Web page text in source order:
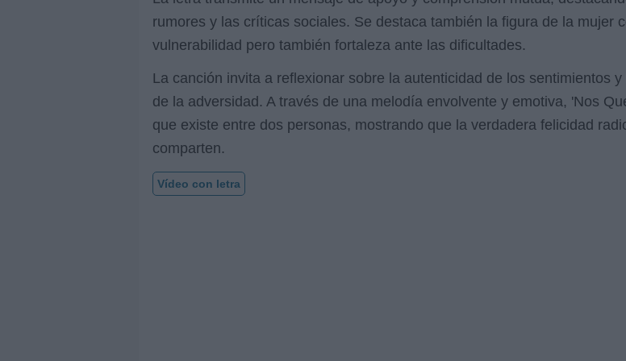
rumores y las críticas sociales. Se destaca también la figura de la mujer
vulnerabilidad pero también fortaleza ante las dificultades.
La canción invita a reflexionar sobre la autenticidad de los sentimientos
de la adversidad. A través de una melodía envolvente y emotiva, 'Nos
que existe entre dos personas, mostrando que la verdadera felicidad
comparten.
Vídeo con letra